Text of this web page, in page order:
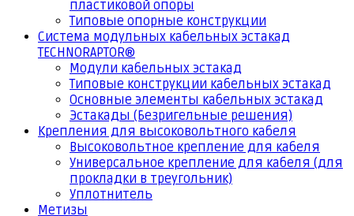
пластиковой опоры
Типовые опорные конструкции
Система модульных кабельных эстакад
TECHNORAPTOR®
Модули кабельных эстакад
Типовые конструкции кабельных эстакад
Основные элементы кабельных эстакад
Эстакады (Безригельные решения)
Крепления для высоковольтного кабеля
Высоковольтное крепление для кабеля
Универсальное крепление для кабеля (для
прокладки в треугольник)
Уплотнитель
Метизы